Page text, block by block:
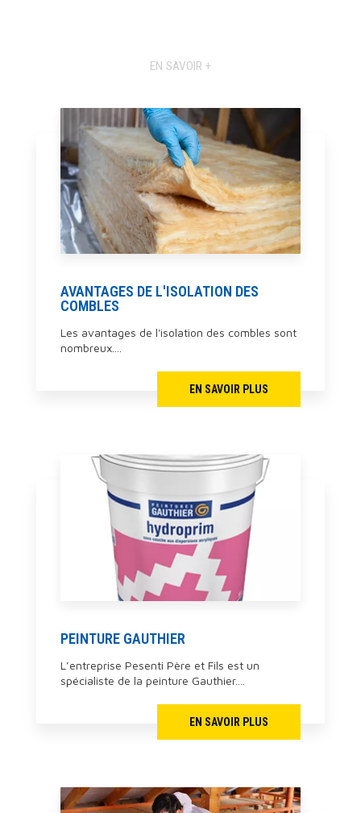
EN SAVOIR +
AVANTAGES DE L'ISOLATION DES
COMBLES
Les avantages de l'isolation des combles sont
nombreux....
EN SAVOIR PLUS
PEINTURE GAUTHIER
L’entreprise Pesenti Père et Fils est un
spécialiste de la peinture Gauthier....
EN SAVOIR PLUS